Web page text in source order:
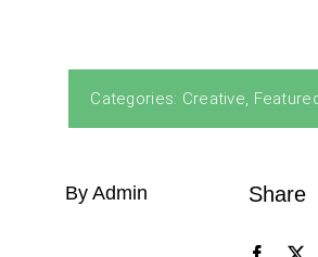
Categories: Creative
By Admin Share